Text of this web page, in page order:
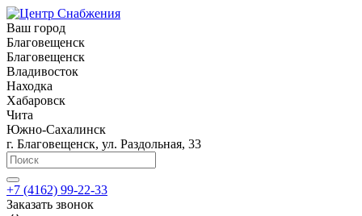
Ваш город
Благовещенск
Благовещенск
Владивосток
Находка
Хабаровск
Чита
Южно-Сахалинск
г. Благовещенск, ул. Раздольная, 33
+7 (4162) 99-22-33
Заказать звонок